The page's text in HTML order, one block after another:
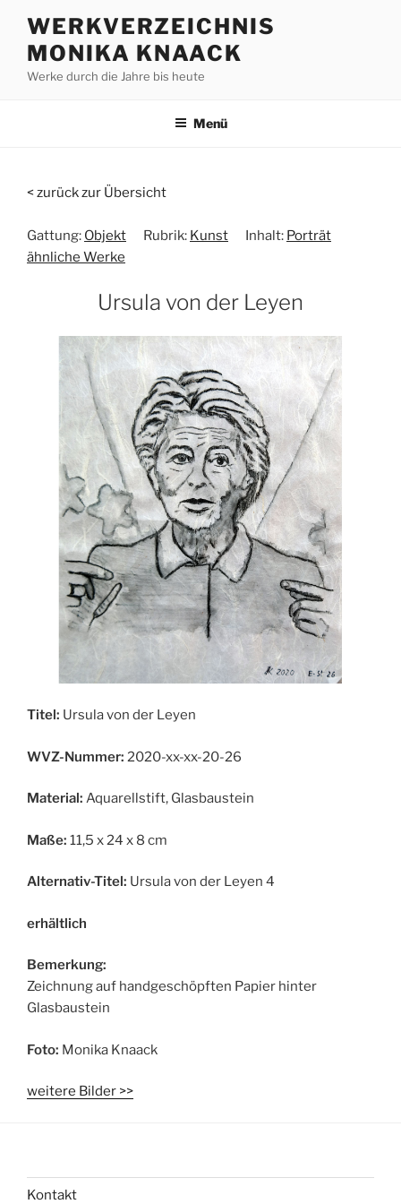
Inhalt
springen
WERKVERZEICHNIS
MONIKA KNAACK
Werke durch die Jahre bis heute
Menü
< zurück zur Übersicht
Gattung: Objekt Rubrik: Kunst Inhalt: Porträt
ähnliche Werke
Ursula von der Leyen
Titel: Ursula von der Leyen
WVZ-Nummer: 2020-xx-xx-20-26
Material: Aquarellstift, Glasbaustein
Maße: 11,5 x 24 x 8 cm
Alternativ-Titel: Ursula von der Leyen 4
erhältlich
Bemerkung:
Zeichnung auf handgeschöpften Papier hinter
Glasbaustein
Foto: Monika Knaack
weitere Bilder >>
Kontakt